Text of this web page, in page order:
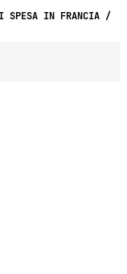
DA 70 € DI